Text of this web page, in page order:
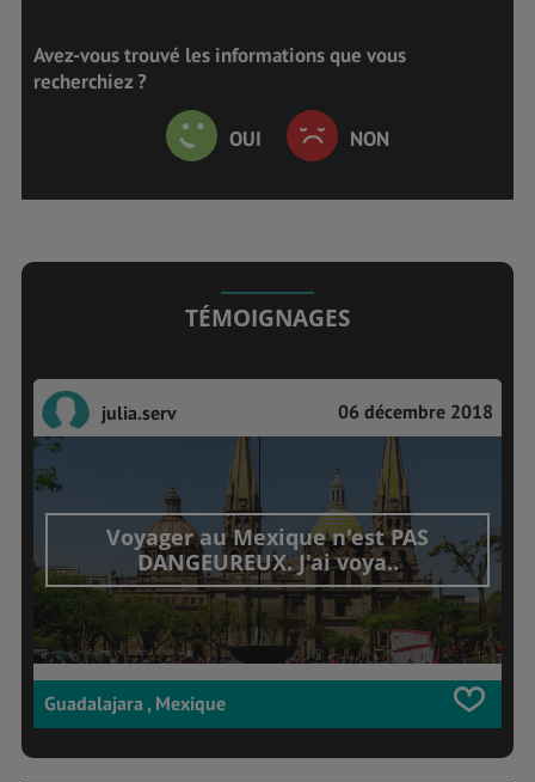
Avez-vous trouvé les informations que vous
recherchiez ?
OUI NON
TÉMOIGNAGES
julia.serv 06 décembre 2018
Voyager au Mexique n'est PAS
DANGEUREUX. J'ai voya..
Guadalajara , Mexique